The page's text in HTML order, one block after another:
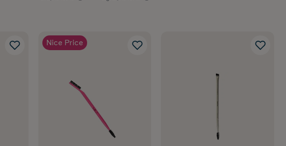
Nice Price